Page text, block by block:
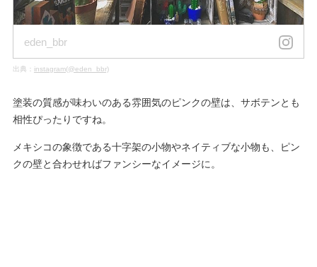
eden_bbr
出典： instagram(@eden_bbr)
塗装の質感が味わいのある雰囲気のピンクの壁は、サボテンとも
相性ぴったりですね。
メキシコの象徴である十字架の小物やネイティブな小物も、ピン
クの壁と合わせればファンシーなイメージに。